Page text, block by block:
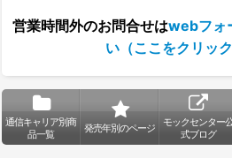
営業時間外のお問合せはwebフォ
い（ここをクリック
通信キャリア別商
品一覧
発売年別のページ
モックセンター
式ブログ